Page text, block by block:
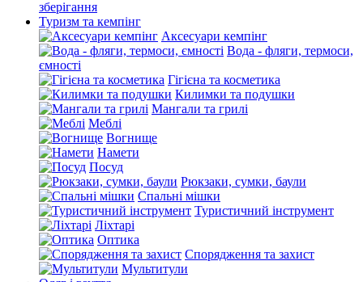
зберігання
Туризм та кемпінг
Аксесуари кемпінг
Вода - фляги, термоси,
ємності
Гігієна та косметика
Килимки та подушки
Мангали та грилі
Меблі
Вогнище
Намети
Посуд
Рюкзаки, сумки, баули
Спальні мішки
Туристичний інструмент
Ліхтарі
Оптика
Спорядження та захист
Мультитули